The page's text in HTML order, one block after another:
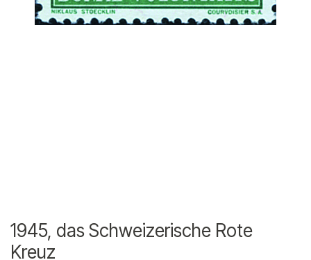
1945, das Schweizerische Rote
Kreuz